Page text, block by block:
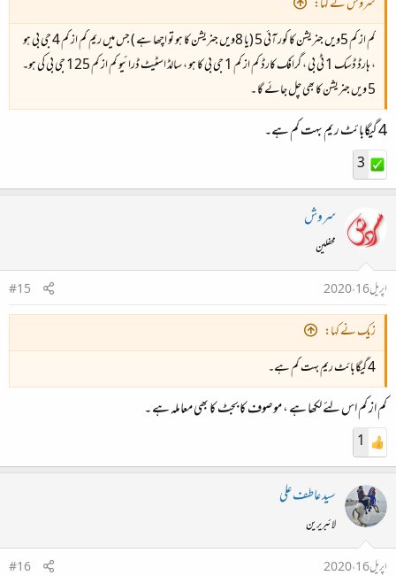
کم از کم 5ویں جنریشن کا کور آئی 5 (یا 8ویں جنریشن کا ہو تو اچھا ہے ) جس میں ریم کم از کم 4 جی بی ہو
، ہارڈ ڈسک 1 ٹی بی ، گرافک کارڈ کم از کم 1 جی بی کا ہو ، سالڈ اسٹیٹ ڈرائیو کم از کم 125 جی بی کی ہو۔
5 ویں جنریشن کا بھی چل جائے گا ۔
4 گیگابائٹ ریم بہت کم ہے۔
3
سروش
محفلین
اپریل 16، 2020
#15
زیک نے کہا:
4 گیگابائٹ ریم بہت کم ہے۔
کم از کم اس لئے لکھا ہے ، موصوف کا بجٹ کا بھی معاملہ ہے ۔
1
سید عاطف علی
لائبریرین
اپریل 16، 2020
#16